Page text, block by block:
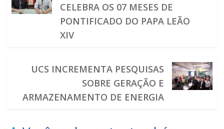
CELEBRA OS 07 MESES DE
PONTIFICADO DO PAPA LEÃO
XIV
UCS INCREMENTA PESQUISAS
SOBRE GERAÇÃO E
ARMAZENAMENTO DE ENERGIA